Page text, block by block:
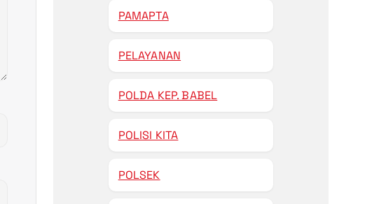
PAMAPTA
PELAYANAN
POLDA KEP. BABEL
POLISI KITA
POLSEK